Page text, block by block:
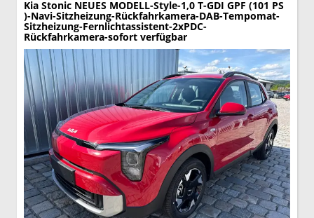
Kia Stonic NEUES MODELL-Style-1,0 T-GDI GPF (101 PS
)-Navi-Sitzheizung-Rückfahrkamera-DAB-Tempomat-
Sitzheizung-Fernlichtassistent-2xPDC-
Rückfahrkamera-sofort verfügbar